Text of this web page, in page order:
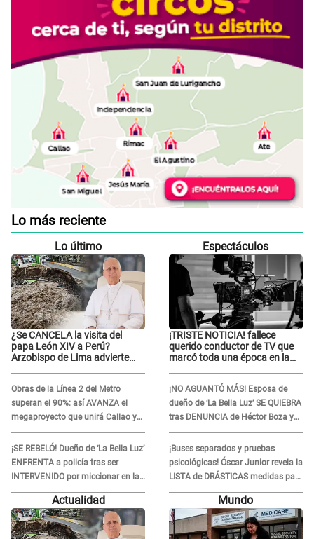
Lo más reciente
Lo último
¿Se CANCELA la visita del
papa León XIV a Perú?
Arzobispo de Lima advierte
Obras de la Línea 2 del Metro
superan el 90%: así AVANZA el
megaproyecto que unirá Callao y
Ate
¡SE REBELÓ! Dueño de ‘La Bella Luz’
ENFRENTA a policía tras ser
INTERVENIDO por miccionar en la
vía pública: “Lo hice por necesidad”
Espectáculos
¡TRISTE NOTICIA! fallece
querido conductor de TV que
marcó toda una época en la
repentino adiós
¡NO AGUANTÓ MÁS! Esposa de
dueño de ‘La Bella Luz’ SE QUIEBRA
tras DENUNCIA de Héctor Boza y
ARREMETE contra Claudia Salazar
¡Buses separados y pruebas
psicológicas! Óscar Junior revela la
LISTA de DRÁSTICAS medidas para
prevenir acoso en 'La Bella Luz' tras
caso Naldy Saldaña
Actualidad Mundo